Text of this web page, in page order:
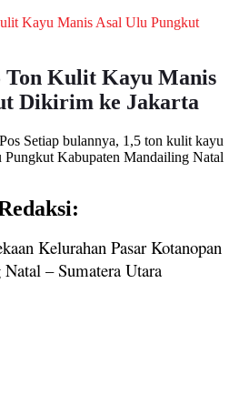
Ton Kulit Kayu Manis
Dikirim ke Jakarta
Setiap bulannya, 1,5 ton kulit kayu
Pungkut Kabupaten Mandailing Natal
Kelurahan Pasar Kotanopan
– Sumatera Utara